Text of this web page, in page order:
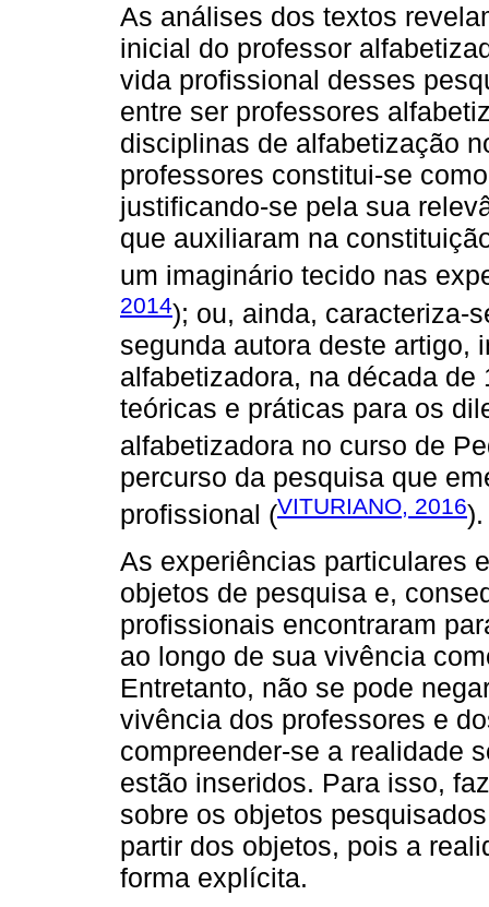
As análises dos textos
inicial do professor
vida profissional desses
entre ser professores
disciplinas de alfabetização
professores constitui-se
justificando-se pela sua
que auxiliaram na
um imaginário tecido nas
2014); ou, ainda, caracteriza-
segunda autora deste artigo,
alfabetizadora, na década
teóricas e práticas para os
alfabetizadora no curso de
percurso da pesquisa que
profissional (VITURIANO, 2016).
As experiências particulares
objetos de pesquisa e,
profissionais encontraram
ao longo de sua vivência
Entretanto, não se pode
vivência dos professores e
compreender-se a realidade
estão inseridos. Para isso,
sobre os objetos
partir dos objetos, pois a
forma explícita.